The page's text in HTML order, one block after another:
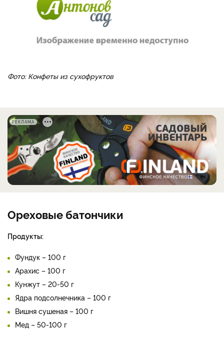
Фото: Конфеты из сухофруктов
РЕКЛАМА
Ореховые батончики
Продукты:
Фундук – 100 г
Арахис – 100 г
Кунжут – 20-50 г
Ядра подсолнечника – 100 г
Вишня сушеная – 100 г
Мед – 50-100 г